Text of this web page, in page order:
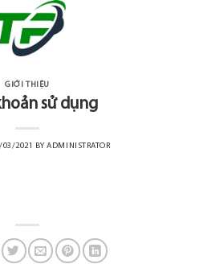
GIỚI THIỆU
sử dụng
03/2021 BYADMINISTRATOR